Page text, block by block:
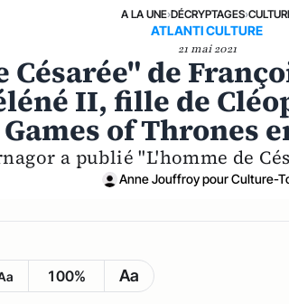
A LA UNE›DÉCRYPTAGES›
ATLANTI CULTURE
21 mai 2021
Césarée" de
II, fille de
of Thrones
a publié "L'homme de
Anne Jouffroy pour Culture-
100% Aa